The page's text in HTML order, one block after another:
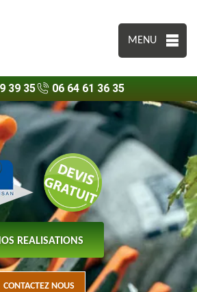
MENU
39 35 06 64 61 36 35
REALISATIONS
CONTACTEZ NOUS